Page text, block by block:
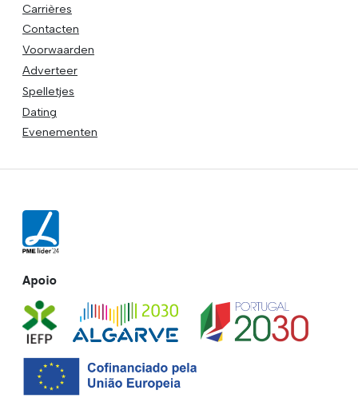
Carrières
Contacten
Voorwaarden
Adverteer
Spelletjes
Dating
Evenementen
Apoio